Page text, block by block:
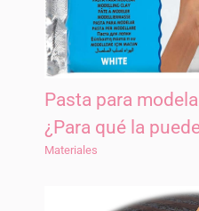
Pasta para
¿Para qué la
Materiales